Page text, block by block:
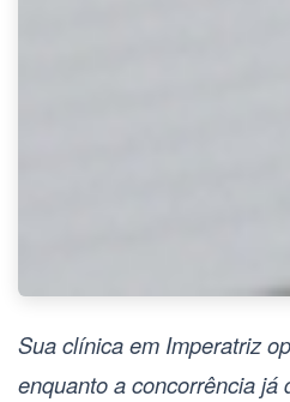
Sua clínica em Imperatriz
enquanto a concorrência já